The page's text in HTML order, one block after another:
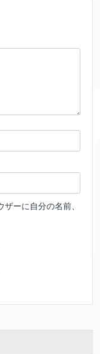
ーに自分の名前、